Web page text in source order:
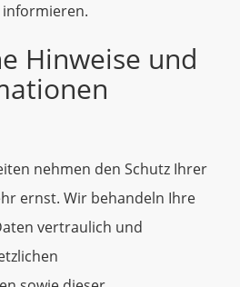
Hinweise und
nehmen den Schutz Ihrer
ernst. Wir behandeln Ihre
vertraulich und